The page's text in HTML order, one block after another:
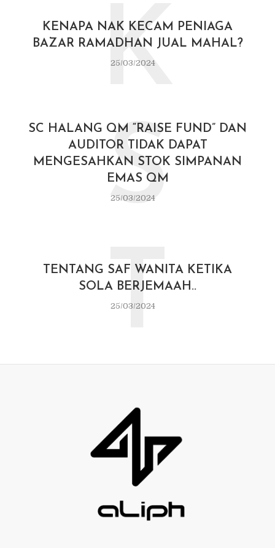
KENAPA NAK KECAM PENIAGA
BAZAR RAMADHAN JUAL MAHAL?
25/03/2024
K
SC HALANG QM “RAISE FUND” DAN
AUDITOR TIDAK DAPAT
MENGESAHKAN STOK SIMPANAN
EMAS QM
25/03/2024
S
TENTANG SAF WANITA KETIKA
SOLA BERJEMAAH..
25/03/2024
T